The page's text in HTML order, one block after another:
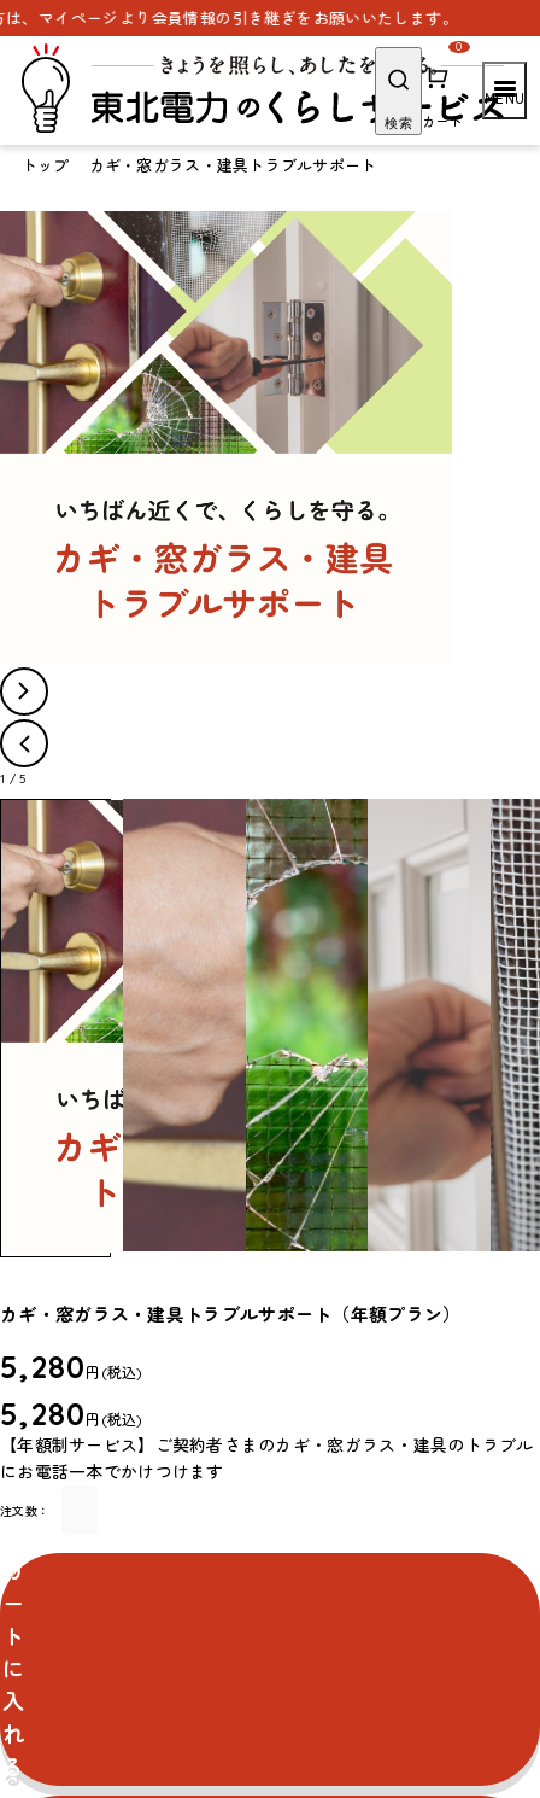
ジより会員情報の引き継ぎをお願いいたします。
検索 カート
0
トップ カギ・窓ガラス・建具トラブルサポート
1 / 5
カギ・窓ガラス・建具トラブルサポート（年額プラン）
5,280 円 (税込)
5,280 円 (税込)
【年額制サービス】ご契約者さまのカギ・窓ガラス・建具のトラブル
にお電話一本でかけつけます
注文数：
カ
ー
ト
に
入
れ
る